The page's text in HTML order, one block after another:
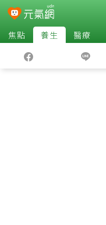
焦點 養生 醫療